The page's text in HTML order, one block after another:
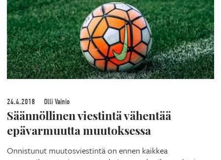
24.4.2018 Olli Vainio
Säännöllinen viestintä vähentää
epävarmuutta muutoksessa
Onnistunut muutosviestintä on ennen kaikkea